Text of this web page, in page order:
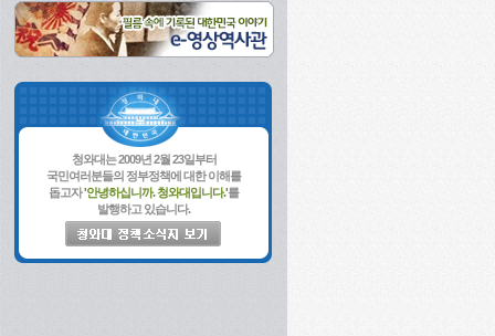
청와대는 2009년 2월 23일부터
국민여러분들의 정부정책에 대한 이해를
돕고자'안녕하십니까. 청와대입니다.'를
발행하고 있습니다.